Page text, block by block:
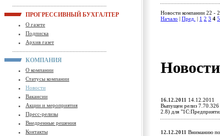
ПРОГРЕССИВНЫЙ БУХГАЛТЕР
О газете
Подписка
Архив газет
КОМПАНИЯ
О компании
Статусы компании
Новости
Вакансии
Акции и мероприятия
Пресс-релизы
Внедренные решения
Контакты
Новости компании 22 -
Начало
Пред. 1 2 3 4 5
16.12.2011 14.12.2011
Выпущен релиз 7.70.326
2.8) для
12.12.2011 Вниманию